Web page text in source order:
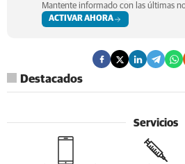
Mantente informado con las últimas
ACTIVAR AHORA
Destacados
Servicios